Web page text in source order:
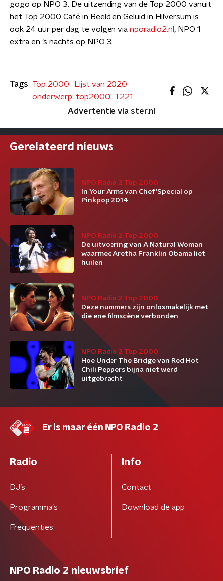
gogo op NPO 3. De uitzending van de Top 2000 vanuit
het Top 2000 Café in Beeld en Geluid in Hilversum is
ook 24 uur per dag te volgen via nporadio2.nl , NPO 1
extra en ’s nachts op NPO 3.
Tags Top 2000
Lijst van 2020
onderwerp: top2000
T221
Advertentie via ster.nl
Gerelateerd nieuws
NPO Radio 2 Top 2000
In Your Arms van Chef'Special op
Pinkpop 2014
NPO Radio 2 Top 2000
De uitvoering van A Natural Woman
waarmee Aretha Franklin Obama liet
huilen
NPO Radio 2 Top 2000
Deze nummers zijn onlosmakelijk met
die ene filmscène verbonden
NPO Radio 2 Top 2000
Hoe Under The Bridge van Red Hot
Chili Peppers bijna niet werd
uitgebracht
Er is maar één NPO Radio 2
Radio
DJ’s
Programma's
Frequenties
Info
Contact
Download de app
NPO Radio 2 nieuwsbrief